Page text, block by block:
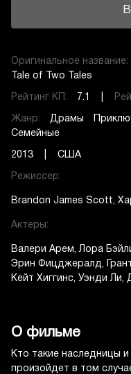
Оригинальное название:
Tale of Two Tales
Рейтинг КП: 7.1 |
Жанр: Драмы
Семейные
2013 | США
Режиссер:
Brandon James Scott
Актеры:
Валери Арем Лора
Эрин Фицджералд
Кейт Хиггинс
Уэнди Ли
О фильме
Кто такие наследницы
произойдет в том